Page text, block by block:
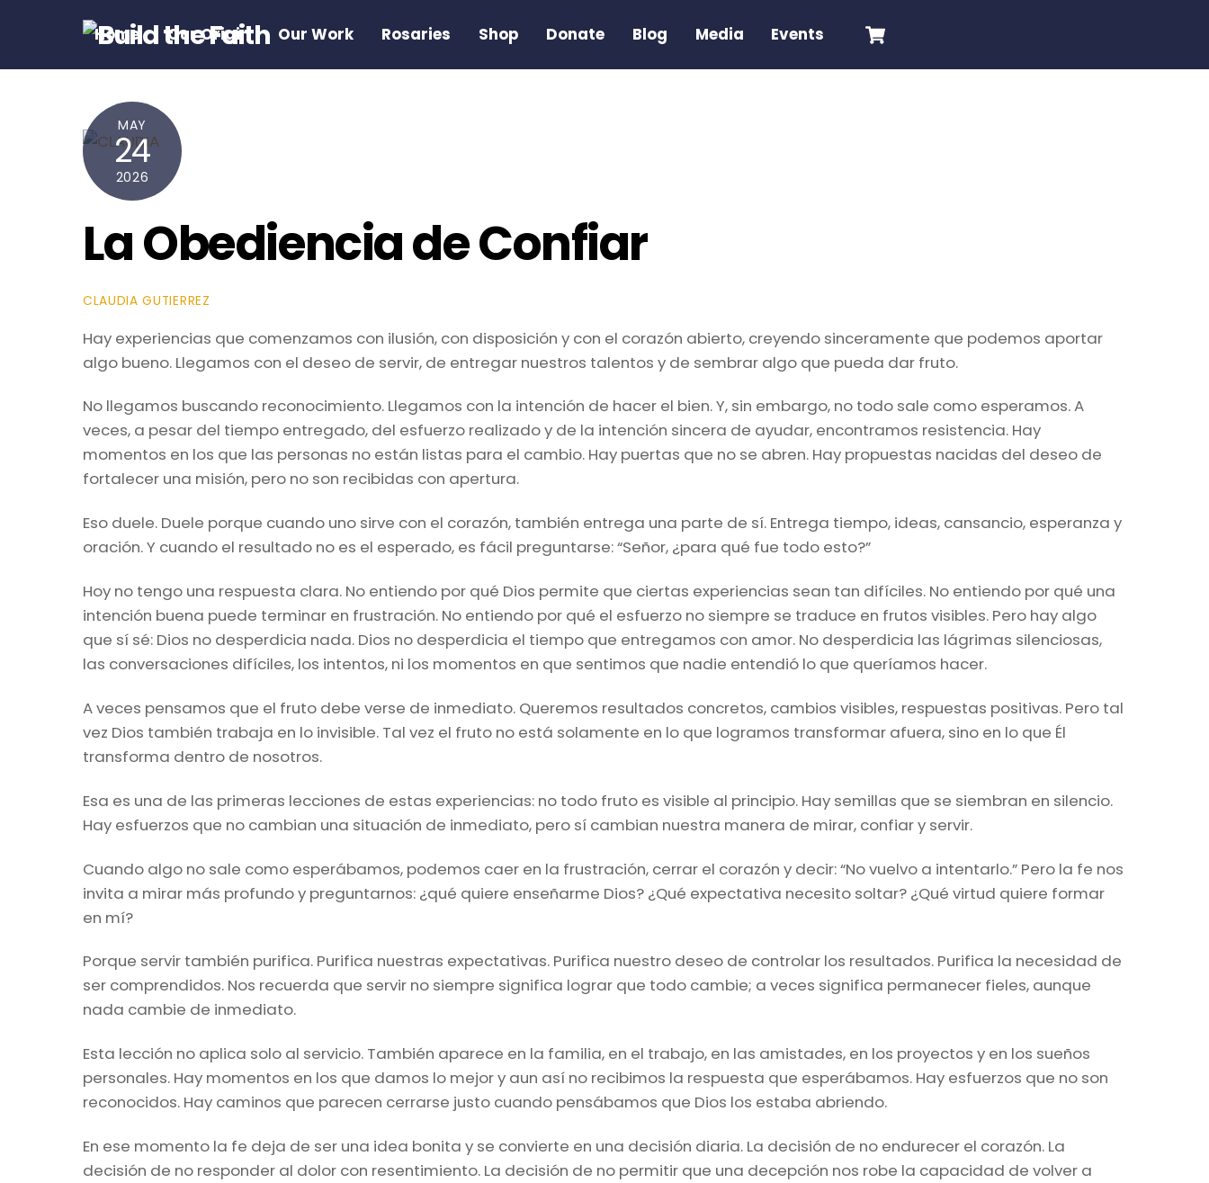
Home Our Origin Our Work Rosaries Shop Donate Blog Media Events
MAY
24
2026
La Obediencia de Confiar
CLAUDIA GUTIERREZ
Hay experiencias que comenzamos con ilusión, con disposición y con el corazón abierto, creyendo sinceramente que podemos aportar
algo bueno. Llegamos con el deseo de servir, de entregar nuestros talentos y de sembrar algo que pueda dar fruto.
No llegamos buscando reconocimiento. Llegamos con la intención de hacer el bien. Y, sin embargo, no todo sale como esperamos. A
veces, a pesar del tiempo entregado, del esfuerzo realizado y de la intención sincera de ayudar, encontramos resistencia. Hay
momentos en los que las personas no están listas para el cambio. Hay puertas que no se abren. Hay propuestas nacidas del deseo de
fortalecer una misión, pero no son recibidas con apertura.
Eso duele. Duele porque cuando uno sirve con el corazón, también entrega una parte de sí. Entrega tiempo, ideas, cansancio, esperanza y
oración. Y cuando el resultado no es el esperado, es fácil preguntarse: “Señor, ¿para qué fue todo esto?”
Hoy no tengo una respuesta clara. No entiendo por qué Dios permite que ciertas experiencias sean tan difíciles. No entiendo por qué una
intención buena puede terminar en frustración. No entiendo por qué el esfuerzo no siempre se traduce en frutos visibles. Pero hay algo
que sí sé: Dios no desperdicia nada. Dios no desperdicia el tiempo que entregamos con amor. No desperdicia las lágrimas silenciosas,
las conversaciones difíciles, los intentos, ni los momentos en que sentimos que nadie entendió lo que queríamos hacer.
A veces pensamos que el fruto debe verse de inmediato. Queremos resultados concretos, cambios visibles, respuestas positivas. Pero tal
vez Dios también trabaja en lo invisible. Tal vez el fruto no está solamente en lo que logramos transformar afuera, sino en lo que Él
transforma dentro de nosotros.
Esa es una de las primeras lecciones de estas experiencias: no todo fruto es visible al principio. Hay semillas que se siembran en silencio.
Hay esfuerzos que no cambian una situación de inmediato, pero sí cambian nuestra manera de mirar, confiar y servir.
Cuando algo no sale como esperábamos, podemos caer en la frustración, cerrar el corazón y decir: “No vuelvo a intentarlo.” Pero la fe nos
invita a mirar más profundo y preguntarnos: ¿qué quiere enseñarme Dios? ¿Qué expectativa necesito soltar? ¿Qué virtud quiere formar
en mí?
Porque servir también purifica. Purifica nuestras expectativas. Purifica nuestro deseo de controlar los resultados. Purifica la necesidad de
ser comprendidos. Nos recuerda que servir no siempre significa lograr que todo cambie; a veces significa permanecer fieles, aunque
nada cambie de inmediato.
Esta lección no aplica solo al servicio. También aparece en la familia, en el trabajo, en las amistades, en los proyectos y en los sueños
personales. Hay momentos en los que damos lo mejor y aun así no recibimos la respuesta que esperábamos. Hay esfuerzos que no son
reconocidos. Hay caminos que parecen cerrarse justo cuando pensábamos que Dios los estaba abriendo.
En ese momento la fe deja de ser una idea bonita y se convierte en una decisión diaria. La decisión de no endurecer el corazón. La
decisión de no responder al dolor con resentimiento. La decisión de no permitir que una decepción nos robe la capacidad de volver a